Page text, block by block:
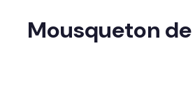
Mousqueton